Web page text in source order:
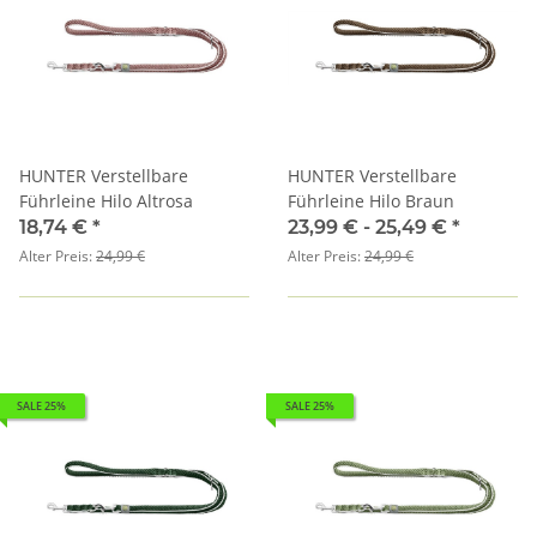
HUNTER Verstellbare
Führleine Hilo Altrosa
18,74 € *
Alter Preis:24,99 €
HUNTER Verstellbare
Führleine Hilo Braun
23,99 € - 25,49 € *
Alter Preis:24,99 €
SALE 25% SALE 25%